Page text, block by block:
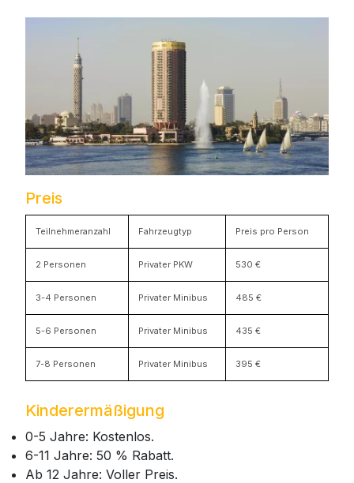
Preis
Teilnehmeranzahl Fahrzeugtyp Preis pro Person
2 Personen Privater PKW 530 €
3-4 Personen Privater Minibus 485 €
5-6 Personen Privater Minibus 435 €
7-8 Personen Privater Minibus 395 €
Kinderermäßigung
0-5 Jahre: Kostenlos.
6-11 Jahre: 50 % Rabatt.
Ab 12 Jahre: Voller Preis.